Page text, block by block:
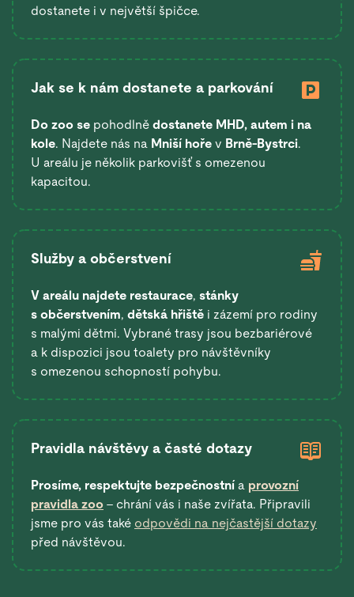
dostanete i v největší špičce.
Jak se k nám dostanete a parkování
Do zoo se pohodlně dostanete MHD, autem i na
kole. Najdete nás na Mniší hoře v Brně-Bystrci.
U areálu je několik parkovišť s omezenou
kapacitou.
Služby a občerstvení
V areálu najdete restaurace, stánky
s občerstvením, dětská hřiště i zázemí pro rodiny
s malými dětmi. Vybrané trasy jsou bezbariérové
a k dispozici jsou toalety pro návštěvníky
s omezenou schopností pohybu.
Pravidla návštěvy a časté dotazy
Prosíme, respektujte bezpečnostní a provozní
pravidla zoo – chrání vás i naše zvířata. Připravili
jsme pro vás také odpovědi na nejčastější dotazy
před návštěvou.